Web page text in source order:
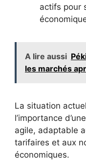
actifs pour
A lire aussi
les marchés
La situation
l’importance
agile, adaptable
tarifaires et aux
économiques.